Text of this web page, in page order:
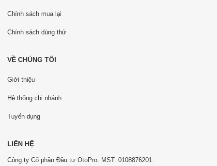
Chính sách mua lại
Chính sách dùng thử
VỀ CHÚNG TÔI
Giới thiệu
Hệ thống chi nhánh
Tuyển dụng
LIÊN HỆ
Công ty Cổ phần Đầu tư OtoPro. MST: 0108876201.